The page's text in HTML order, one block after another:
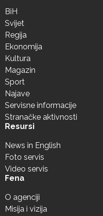
BiH
Svijet
Regija
Ekonomija
Kultura
Magazin
Sport
Najave
Servisne informacije
Stranačke aktivnosti
Resursi
News in English
Foto servis
Video servis
Fena
O agenciji
Misija i vizija